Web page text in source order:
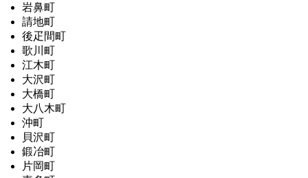
岩鼻町
請地町
後疋間町
歌川町
江木町
大沢町
大橋町
大八木町
沖町
貝沢町
鍛冶町
片岡町